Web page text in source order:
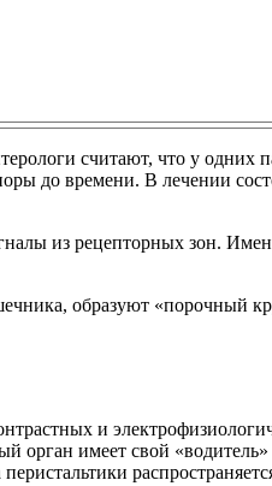
считают, что у
до времени. В лечении
из рецепторных зон.
образуют «порочный
и
орган имеет свой